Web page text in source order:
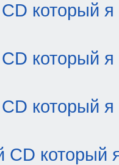
который я
который я
который я
CD который